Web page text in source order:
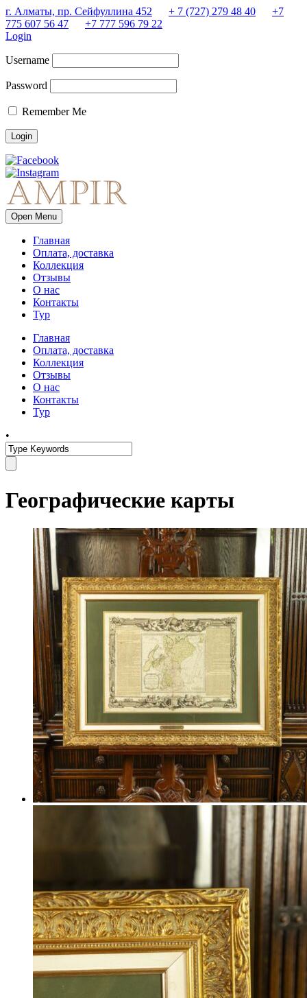
г. Алматы, пр. Сейфуллина 452 + 7 (727) 279 48 40
+7
775 607 56 47
+7 777 596 79 22
Login
Username
Password
Remember Me
Open Menu
Главная
Оплата, доставка
Коллекция
Отзывы
О нас
Контакты
Тур
Главная
Оплата, доставка
Коллекция
Отзывы
О нас
Контакты
Тур
•
Географические карты